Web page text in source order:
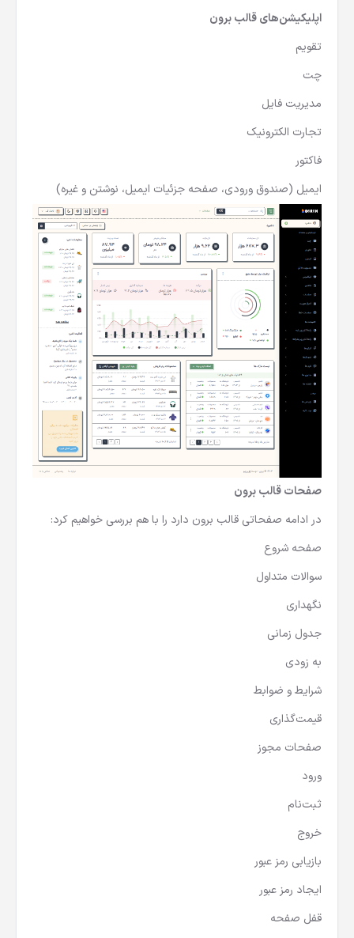
اپلیکیشن‌های قالب برون
تقویم
چت
مدیریت فایل
تجارت الکترونیک
فاکتور
ایمیل (صندوق ورودی، صفحه جزئیات ایمیل، نوشتن و غیره)
صفحات قالب برون
در ادامه صفحاتی قالب برون دارد را با هم بررسی خواهیم کرد:
صفحه شروع
سوالات متداول
نگهداری
جدول زمانی
به زودی
شرایط و ضوابط
قیمت‌گذاری
صفحات مجوز
ورود
ثبت‌نام
خروج
بازیابی رمز عبور
ایجاد رمز عبور
قفل صفحه